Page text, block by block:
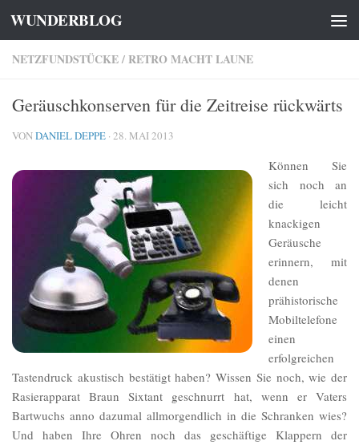
Zum Inhalt springen
WUNDERBLOG
NETZFUNDSTÜCKE/ RETRO MACHT LAUNE
Geräuschkonserven für die Zeitreise rückwärts
VONDANIEL DEPPE · 28. MAI 2013
Können Sie
sich noch an
die leicht
knackigen
Geräusche
erinnern, mit
denen
prähistorische
Mobiltelefone
einen
erfolgreichen
Tastendruck akustisch bestätigt haben? Wissen Sie noch, wie der
Rasierapparat Braun Sixtant geschnurrt hat, wenn er Vaters
Bartwuchs anno dazumal allmorgendlich in die Schranken wies?
Und haben Ihre Ohren noch das geschäftige Klappern der